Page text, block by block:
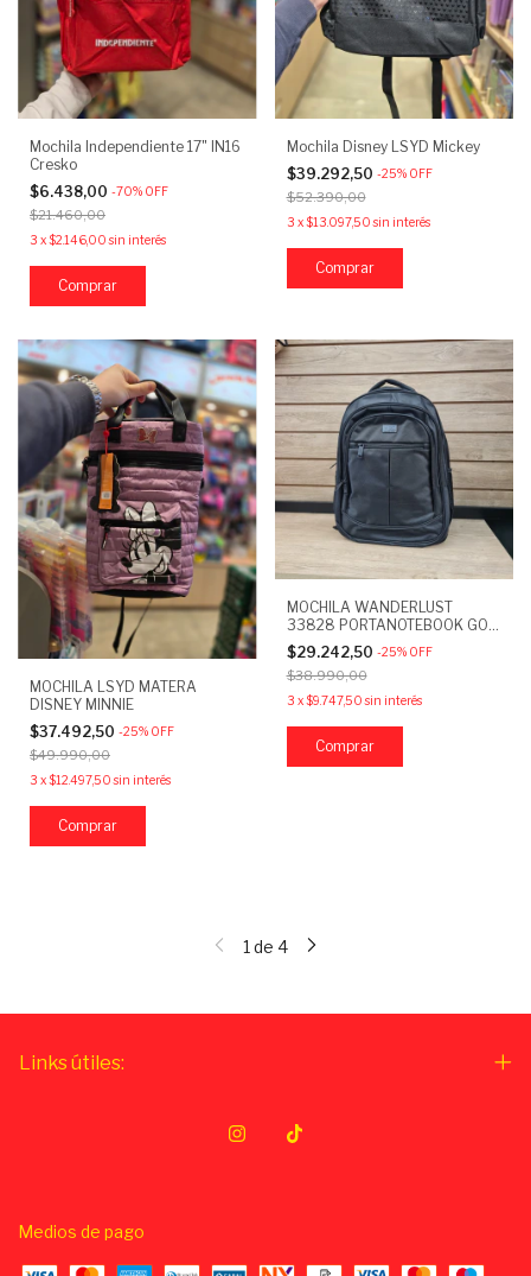
Mochila Independiente 17" IN16
Cresko
$6.438,00 -70% OFF
$21.460,00
3 x$2.146,00 sin interés
Mochila Disney LSYD Mickey
$39.292,50 -25% OFF
$52.390,00
3 x$13.097,50 sin interés
MOCHILA LSYD MATERA
DISNEY MINNIE
$37.492,50 -25% OFF
$49.990,00
3 x$12.497,50 sin interés
MOCHILA WANDERLUST
33828 PORTANOTEBOOK GO
NEGRO
$29.242,50 -25% OFF
$38.990,00
3 x$9.747,50 sin interés
1 de 4
Links útiles:
Medios de pago